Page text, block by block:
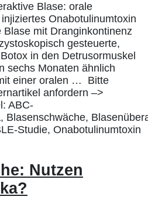
Blase: orale
Onabotulinumtoxin
mit Dranginkontinenz
gesteuerte,
in den Detrusormuskel
sechs Monaten ähnlich
einer oralen … Bitte
anfordern –>
ABC-
Blasenschwäche,
Studie, Onabotulinumtoxin
Nutzen